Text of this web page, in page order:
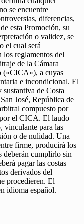
se encuentre
diferencias,
esta Promoción, su
o validez, se
el cual será
reglamentos del
de la Cámara
(«CICA»), a cuyas
e incondicional. El
de Costa
José, República de
compuesto por
el CICA. El laudo
vinculante para las
o de nulidad. Una
firme, producirá los
deberán cumplirlo sin
pagar las costas
derivados del
procedieren. El
idioma español.